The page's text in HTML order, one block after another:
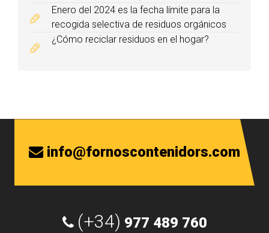
Enero del 2024 es la fecha límite para la
recogida selectiva de residuos orgánicos
¿Cómo reciclar residuos en el hogar?
info@fornoscontenidors.com
(+34) 977 489 760